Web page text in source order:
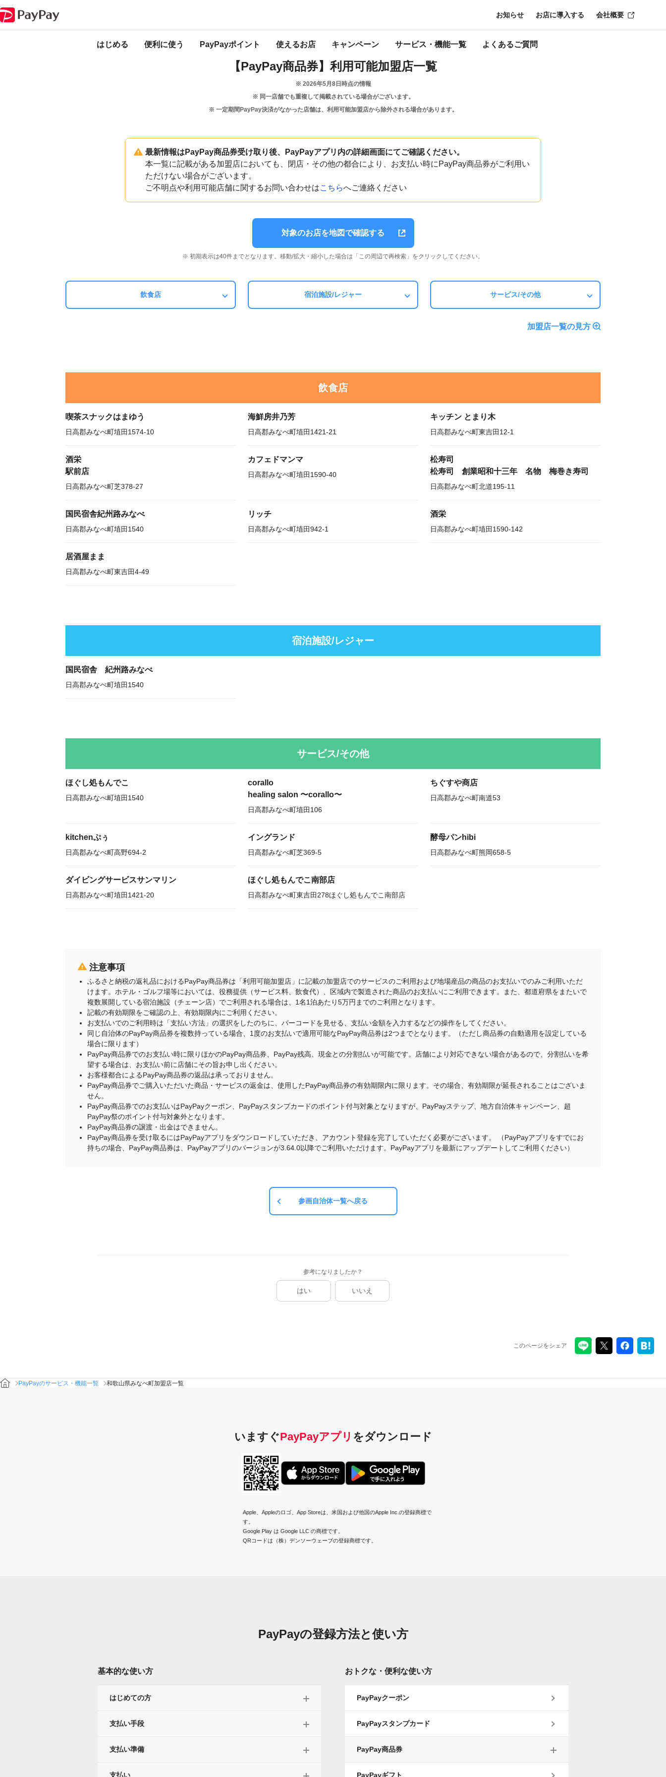
はじめる 便利に使う PayPayポイント 使えるお店 キャンペーン サービス・機能一覧 よくあるご質問
お知らせ お店に導入する 会社概要
和歌山県 みなべ町
【PayPay商品券】利用可能加盟店一覧
※ 2026年5月8日 時点の情報
※ 同一店舗でも重複して掲載されている場合がございます。
※ 一定期間PayPay決済がなかった店舗は、利用可能加盟店から除外される場合があります。
最新情報はPayPay商品券受け取り後、PayPayアプリ内の詳細画面にてご確認ください。
本一覧に記載がある加盟店においても、閉店・その他の都合により、お支払い時にPayPay商品券がご利用い
ただけない場合がございます。
ご不明点や利用可能店舗に関するお問い合わせはこちらへご連絡ください
対象のお店を地図で確認する
※ 初期表示は40件までとなります。移動/拡大・縮小した場合は「この周辺で再検索」をクリックしてください。
飲食店 宿泊施設/レジャー サービス/その他
加盟店一覧の見方
飲食店
喫茶スナックはまゆう
日高郡みなべ町埴田1574-10
海鮮房井乃芳
日高郡みなべ町埴田1421-21
キッチン とまり木
日高郡みなべ町東吉田12-1
酒栄
駅前店
日高郡みなべ町芝378-27
カフェドマンマ
日高郡みなべ町埴田1590-40
松寿司
松寿司 創業昭和十三年 名物 梅巻き寿司
日高郡みなべ町北道195-11
国民宿舎紀州路みなべ
日高郡みなべ町埴田1540
リッチ
日高郡みなべ町埴田942-1
酒栄
日高郡みなべ町埴田1590-142
居酒屋まま
日高郡みなべ町東吉田4-49
宿泊施設/レジャー
国民宿舎 紀州路みなべ
日高郡みなべ町埴田1540
サービス/その他
ほぐし処もんでこ
日高郡みなべ町埴田1540
corallo
healing salon 〜corallo〜
日高郡みなべ町埴田106
ちぐすや商店
日高郡みなべ町南道53
kitchenぷぅ
日高郡みなべ町高野694-2
イングランド
日高郡みなべ町芝369-5
酵母パンhibi
日高郡みなべ町熊岡658-5
ダイビングサービスサンマリン
日高郡みなべ町埴田1421-20
ほぐし処もんでこ南部店
日高郡みなべ町東吉田278ほぐし処もんでこ南部店
注意事項
ふるさと納税の返礼品におけるPayPay商品券は「利用可能加盟店」に記載の加盟店でのサービスのご利用および地場産品の商品のお支払いでのみご利用いただ
けます。ホテル・ゴルフ場等においては、役務提供（サービス料、飲食代）、区域内で製造された商品のお支払いにご利用できます。また、都道府県をまたいで
複数展開している宿泊施設（チェーン店）でご利用される場合は、1名1泊あたり5万円までのご利用となります。
記載の有効期限をご確認の上、有効期限内にご利用ください。
お支払いでのご利用時は「支払い方法」の選択をしたのちに、バーコードを見せる、支払い金額を入力するなどの操作をしてください。
同じ自治体のPayPay商品券を複数持っている場合、1度のお支払いで適用可能なPayPay商品券は2つまでとなります。（ただし商品券の自動適用を設定している
場合に限ります）
PayPay商品券でのお支払い時に限りほかのPayPay商品券、PayPay残高、現金との分割払いが可能です。店舗により対応できない場合があるので、分割払いを希
望する場合は、お支払い前に店舗にその旨お申し出ください。
お客様都合によるPayPay商品券の返品は承っておりません。
PayPay商品券でご購入いただいた商品・サービスの返金は、使用したPayPay商品券の有効期限内に限ります。その場合、有効期限が延長されることはございま
せん。
PayPay商品券でのお支払いはPayPayクーポン、PayPayスタンプカードのポイント付与対象となりますが、PayPayステップ、地方自治体キャンペーン、超
PayPay祭のポイント付与対象外となります。
PayPay商品券の譲渡・出金はできません。
PayPay商品券を受け取るにはPayPayアプリをダウンロードしていただき、アカウント登録を完了していただく必要がございます。 （PayPayアプリをすでにお
持ちの場合、PayPay商品券は、PayPayアプリのバージョンが3.64.0以降でご利用いただけます。PayPayアプリを最新にアップデートしてご利用ください）
参画自治体一覧へ戻る
参考になりましたか？
はい いいえ
このページをシェア
PayPayのサービス・機能一覧 和歌山県みなべ町加盟店一覧
いますぐPayPayアプリ をダウンロード
Apple、Appleのロゴ、App Storeは、米国および他国のApple Inc.の登録商標で
す。
Google Play は Google LLC の商標です。
QRコードは（株）デンソーウェーブの登録商標です。
PayPayの登録方法と使い方
基本的な使い方
はじめての方
支払い手段
支払い準備
支払い
おトクな・便利な使い方
PayPayクーポン
PayPayスタンプカード
PayPay商品券
PayPayギフト